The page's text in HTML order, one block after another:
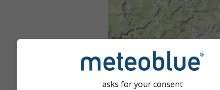
asks for your consent